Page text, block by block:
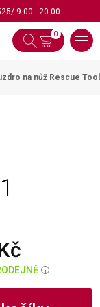
/ 9:00 - 20:00
0
na nůž Rescue
i